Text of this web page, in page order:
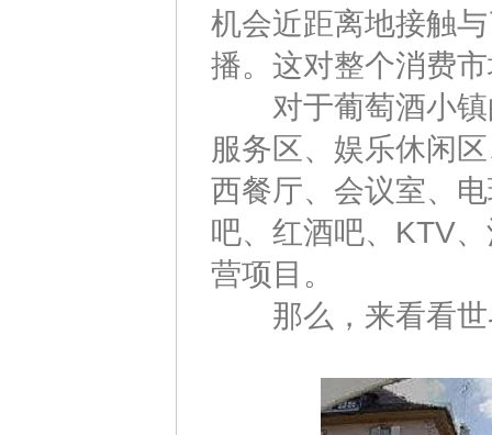
机会近距离地接触
播。这对整个消费
对于葡萄酒小镇
服务区、娱乐休闲
西餐厅、会议室、
吧、红酒吧、KTV
营项目。
那么，来看看世